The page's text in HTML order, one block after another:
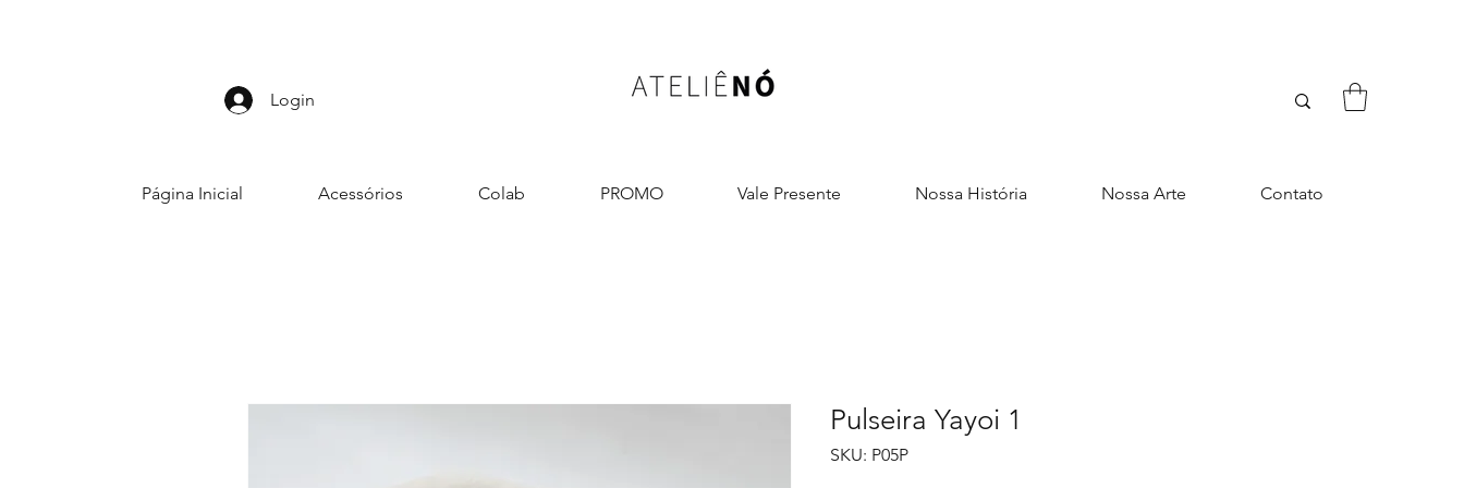
Login
Página Inicial Acessórios Colab PROMO Vale Presente Nossa História Nossa Arte Contato
Pulseira Yayoi 1
SKU: P05P